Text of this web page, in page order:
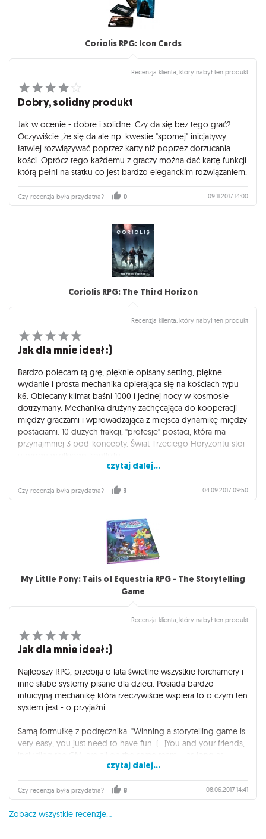
Coriolis RPG: Icon Cards
Recenzja klienta, który nabył ten produkt
Dobry, solidny produkt
Jak w ocenie - dobre i solidne. Czy da się bez tego grać?
Oczywiście ,że się da ale np. kwestie "spornej" inicjatywy
łatwiej rozwiązywać poprzez karty niż poprzez dorzucania
kości. Oprócz tego każdemu z graczy można dać kartę funkcji
którą pełni na statku co jest bardzo eleganckim rozwiązaniem.
Czy recenzja była przydatna? 0 09.11.2017 14:00
Coriolis RPG: The Third Horizon
Recenzja klienta, który nabył ten produkt
Jak dla mnie ideał :)
Bardzo polecam tą grę, pięknie opisany setting, piękne
wydanie i prosta mechanika opierająca się na kościach typu
k6. Obiecany klimat baśni 1000 i jednej nocy w kosmosie
dotrzymany. Mechanika drużyny zachęcająca do kooperacji
między graczami i wprowadzająca z miejsca dynamikę między
postaciami. 10 dużych frakcji, "profesje" postaci, która ma
przynajmniej 3 pod-koncepty. Świat Trzeciego Horyzontu stoi
Jedyną - w mojej opinii wadą podręcznika jest przygoda
wprowadzająca która jest po prostu słaba. Na całe szczęście
ta z quickstartu (dostępna za darmo) jest o wiele lepsza.
czytaj dalej...
Czy recenzja była przydatna? 3 04.09.2017 09:50
My Little Pony: Tails of Equestria RPG - The Storytelling
Game
Recenzja klienta, który nabył ten produkt
Jak dla mnie ideał :)
Najlepszy RPG, przebija o lata świetlne wszystkie łorchamery i
inne słabe systemy pisane dla dzieci. Posiada bardzo
intuicyjną mechanikę która rzeczywiście wspiera to o czym ten
system jest - o przyjaźni.
Samą formułkę z podręcznika: "Winning a storytelling game is
very easy, you just need to have fun. (...)You and your friends,
everypony is having fun, everybody wins!" powinien sobie
wbić do łba każdy.
czytaj dalej...
Czy recenzja była przydatna? 8 08.06.2017 14:41
Zobacz wszystkie recenzje...